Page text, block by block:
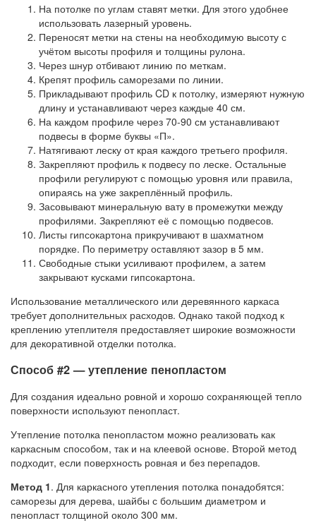
На потолке по углам ставят метки. Для этого удобнее
использовать лазерный уровень.
Переносят метки на стены на необходимую высоту с
учётом высоты профиля и толщины рулона.
Через шнур отбивают линию по меткам.
Крепят профиль саморезами по линии.
Прикладывают профиль CD к потолку, измеряют нужную
длину и устанавливают через каждые 40 см.
На каждом профиле через 70-90 см устанавливают
подвесы в форме буквы «П».
Натягивают леску от края каждого третьего профиля.
Закрепляют профиль к подвесу по леске. Остальные
профили регулируют с помощью уровня или правила,
опираясь на уже закреплённый профиль.
Засовывают минеральную вату в промежутки между
профилями. Закрепляют её с помощью подвесов.
Листы гипсокартона прикручивают в шахматном
порядке. По периметру оставляют зазор в 5 мм.
Свободные стыки усиливают профилем, а затем
закрывают кусками гипсокартона.
Использование металлического или деревянного каркаса
требует дополнительных расходов. Однако такой подход к
креплению утеплителя предоставляет широкие возможности
для декоративной отделки потолка.
Способ #2 — утепление пенопластом
Для создания идеально ровной и хорошо сохраняющей тепло
поверхности используют пенопласт.
Утепление потолка пенопластом можно реализовать как
каркасным способом, так и на клеевой основе. Второй метод
подходит, если поверхность ровная и без перепадов.
Метод 1. Для каркасного утепления потолка понадобятся:
саморезы для дерева, шайбы с большим диаметром и
пенопласт толщиной около 300 мм.